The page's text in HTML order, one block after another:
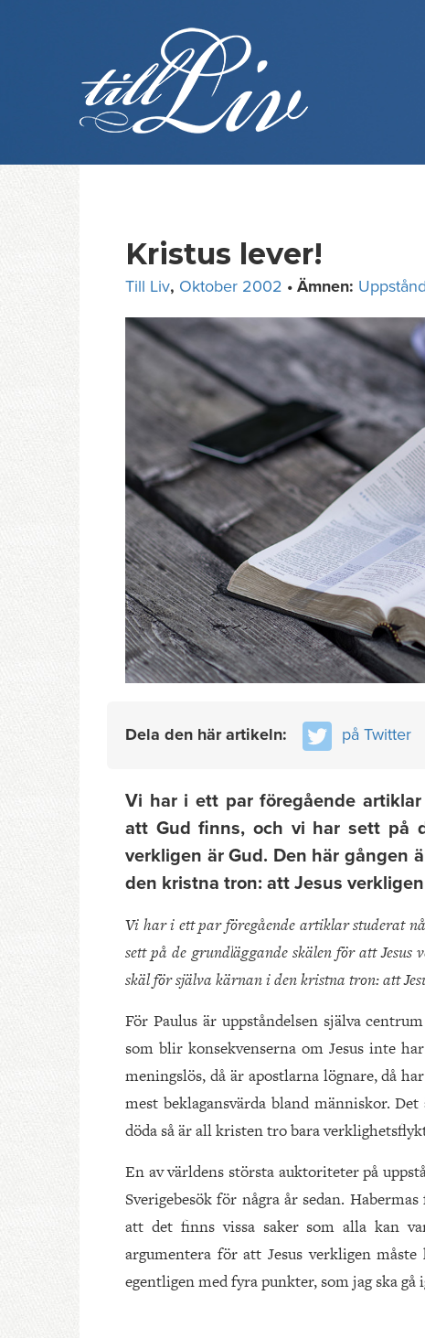
Kristus lever!
Till Liv, Oktober 2002 • Ämnen:
Dela den här artikeln: på Twitter
Vi har i ett par föregående
att Gud finns, och vi har sett på
verkligen är Gud. Den här gången
den kristna tron: att Jesus
Vi har i ett par föregående artiklar studerat
sett på de grundläggande skälen för att
skäl för själva kärnan i den kristna tron: att
För Paulus är uppståndelsen själva
som blir konsekvenserna om Jesus inte
meningslös, då är apostlarna lögnare, då
mest beklagansvärda bland människor.
döda så är all kristen tro bara
En av världens största auktoriteter på
Sverigebesök för några år sedan.
att det finns vissa saker som alla kan
argumentera för att Jesus verkligen
egentligen med fyra punkter, som jag ska gå